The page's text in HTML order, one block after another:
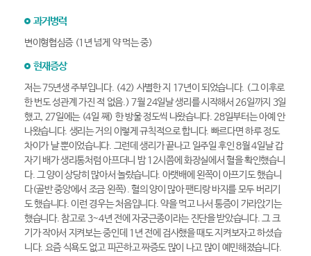
과거병력
변이형협심증 (1년 넘게 약 먹는 중)
현재증상
저는 75년생 주부입니다. (42) 사별한 지 17년이 되었습니다. (그 이후로
한 번도 성관계 가진 적 없음.) 7월 24일날 생리를 시작해서 26일까지 3일
했고, 27일에는 (4일 째) 한 방울 정도씩 나왔습니다. 28일부터는 아예 안
나왔습니다. 생리는 거의 이렇게 규칙적으로 합니다. 빠르다면 하루 정도
차이가 날 뿐이었습니다. 그런데 생리가 끝나고 일주일 후인 8월 4일날 갑
자기 배가 생리통처럼 아프더니 밤 12시쯤에 화장실에서 혈을 확인했습니
다. 그 양이 상당히 많아서 놀랐습니다. 아랫배에 왼쪽이 아프기도 했습니
다(골반 중앙에서 조금 왼쪽). 혈의 양이 많아 팬티랑 바지를 모두 버리기
도 했습니다. 이런 경우는 처음입니다. 약을 먹고 나서 통증이 가라앉기는
했습니다. 참고로 3~4년 전에 자궁근종이라는 진단을 받았습니다. 그 크
기가 작아서 지켜보는 중인데 1년 전에 검사했을 때도 지켜보자고 하셨습
니다. 요즘 식욕도 없고 피곤하고 짜증도 많이 나고 많이 예민해졌습니다.